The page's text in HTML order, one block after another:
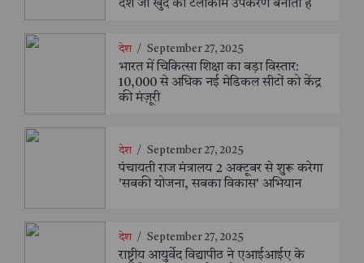
देश जो खुद का टेलीकॉम उपकरण बनाता है
देश / September 27, 2025
भारत में चिकित्सा शिक्षा का बड़ा विस्तार:
10,000 से अधिक नई मेडिकल सीटों को केंद्र
की मंज़ूरी
देश / September 27, 2025
पंचायती राज मंत्रालय 2 अक्टूबर से शुरू करेगा
'सबकी योजना, सबका विकास' अभियान
देश / September 27, 2025
राष्ट्रीय आयुर्वेद विद्यापीठ ने एआईआईए के